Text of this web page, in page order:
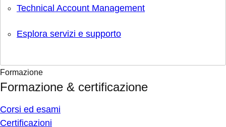
Technical Account Management
Esplora servizi e supporto
Formazione
Formazione & certificazione
Corsi ed esami
Certificazioni